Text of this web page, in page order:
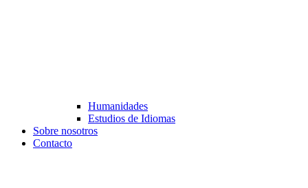
Humanidades
Estudios de Idiomas
Sobre nosotros
Contacto